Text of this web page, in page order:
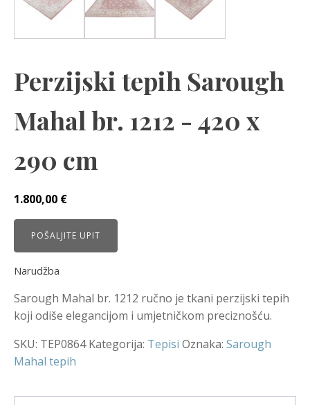
Perzijski tepih Sarough
Mahal br. 1212 - 420 x
290 cm
1.800,00 €
POŠALJITE UPIT
Narudžba
Sarough Mahal br. 1212 ručno je tkani perzijski tepih
koji odiše elegancijom i umjetničkom preciznošću.
SKU: TEP0864 Kategorija: Tepisi Oznaka: Sarough
Mahal tepih